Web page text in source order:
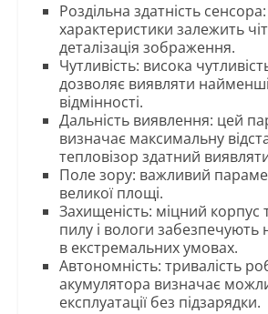
Роздільна здатність сенсора:
характеристики залежить
деталізація зображення.
Чутливість: висока
дозволяє виявляти
відмінності.
Дальність виявлення: цей
визначає максимальну
тепловізор здатний
Поле зору: важливий
великої площі.
Захищеність: міцний корпус
пилу і вологи забезпечують
в екстремальних умовах.
Автономність: тривалість
акумулятора визначає
експлуатації без підзарядки.